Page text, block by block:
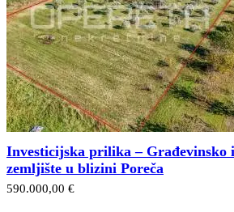
Investicijska prilika – Građevinsko
zemljište u blizini Poreča
590.000,00 €